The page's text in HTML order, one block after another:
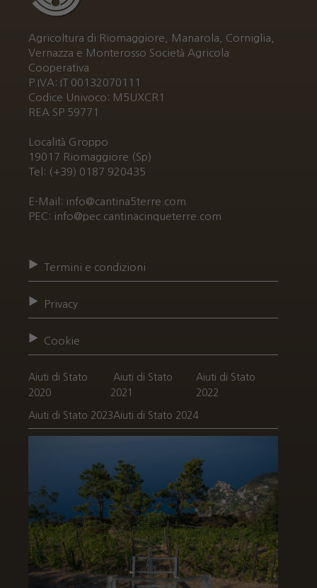
Agricoltura di Riomaggiore, Manarola, Corniglia,
Vernazza e Monterosso Società Agricola
Cooperativa
P.IVA: IT 00132070111
Codice Univoco: M5UXCR1
REA SP 59771
Località Groppo
19017 Riomaggiore (Sp)
Tel: (+39) 0187 920435
E-Mail: info@cantina5terre.com
PEC: info@pec.cantinacinqueterre.com
Termini e condizioni
Privacy
Cookie
Aiuti di Stato
2020
Aiuti di Stato
2021
Aiuti di Stato
2022
Aiuti di Stato 2023Aiuti di Stato 2024